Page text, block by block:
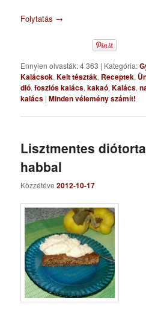
Folytatás →
Ennyien olvasták: 4 363 | Kategória:
Kalácsok,Kelt tészták, Receptek,
dió,foszlós kalács,kakaó,Kalács,
kalács |Minden vélemény számít!
Lisztmentes
habbal
Közzétéve2012-10-17